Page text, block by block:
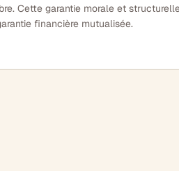
Cette garantie morale et
financière mutualisée.